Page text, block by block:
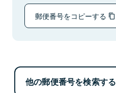
郵便番号をコピーする
他の郵便番号を検索する